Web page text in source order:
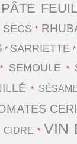
PÂTE
*
* SARRIETTE *
SEMOULE*
*
CIDRE * VIN